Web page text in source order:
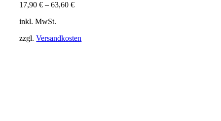
17,90€ –63,60€
inkl. MwSt.
zzgl.Versandkosten